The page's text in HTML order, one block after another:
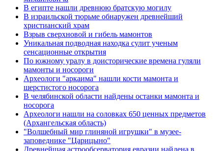
В египте нашли древнюю братскую могилу
В израильской тюрьме обнаружен древнейший
христианский храм
Взрыв сверхновой и гибель мамонтов
Уникальная подводная находка сулит ученым
сенсационные открытия
По южному уралу в доисторические времена гуляли
мамонты и носороги
Археологи "аркаима" нашли кости мамонта и
шерстистого носорога
В челябинской области найдены останки мамонта и
носорога
Археологи нашли на соловках 650 ценных предметов
(Архангельская область)
"Волшебный мир глиняной игрушки" в музее-
заповеднике "Царицыно"
Древнейшая астрообсерватория евразии найдена в